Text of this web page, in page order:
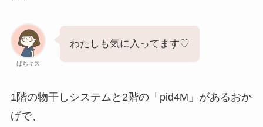
ぱちキス
わたしも気に入ってます♡
1階の物干しシステムと2階の「pid4M」があるおか
げで、